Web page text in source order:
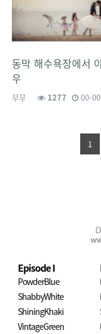
동막 해수욕장에서
우
무무 1277 00-00
1
Episode I
PowderBlue
ShabbyWhite
ShiningKhaki
VintageGreen